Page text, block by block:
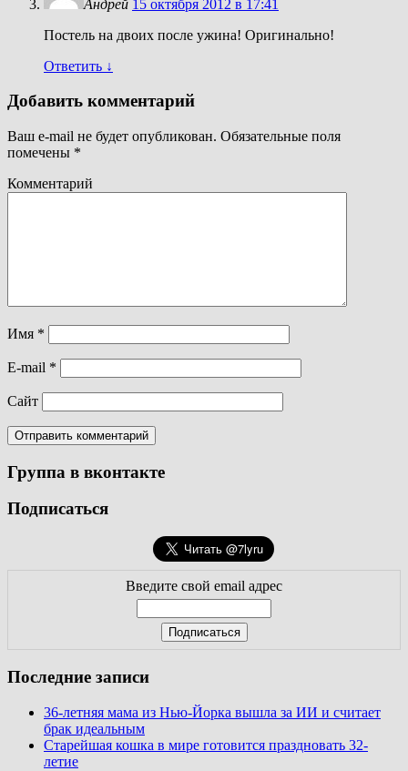
Андрей 15 октября 2012 в 17:41
Постель на двоих после ужина! Оригинально!
Ответить ↓
Добавить комментарий
Ваш e-mail не будет опубликован. Обязательные поля
помечены *
Комментарий
Имя *
E-mail *
Сайт
Группа в вконтакте
Подписаться
Введите свой email адрес
Последние записи
36-летняя мама из Нью-Йорка вышла за ИИ и считает
брак идеальным
Старейшая кошка в мире готовится праздновать 32-
летие